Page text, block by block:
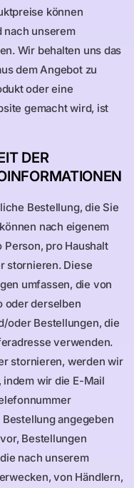
können
nach unserem
Wir behalten uns das
dem Angebot zu
oder eine
gemacht wird, ist
DER
Bestellung, die Sie
nach eigenem
Person, pro Haushalt
stornieren. Diese
umfassen, die von
oder derselben
oder Bestellungen, die
verwenden.
stornieren, werden wir
wir die E-Mail
angegeben
Bestellungen
nach unserem
von Händlern,